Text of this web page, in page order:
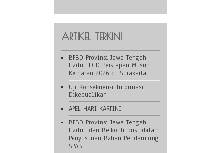
ARTIKEL TERKINI
BPBD Provinsi Jawa Tengah
Hadiri FGD Persiapan Musim
Kemarau 2026 di Surakarta
Uji Konsekuensi Informasi
Dikecualikan
APEL HARI KARTINI
BPBD Provinsi Jawa Tengah
Hadiri dan Berkontribusi dalam
Penyusunan Bahan Pendamping
SPAB